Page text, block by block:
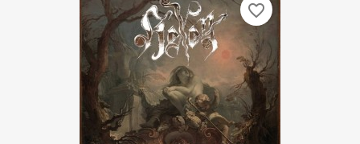
favorite_border